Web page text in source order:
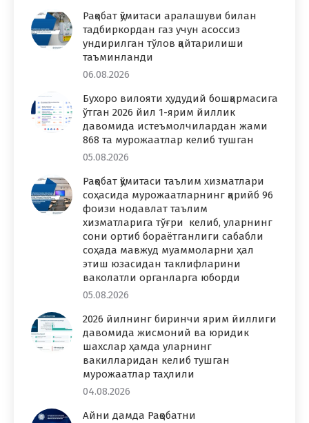
Рақобат қўмитаси аралашуви билан
тадбиркордан газ учун асоссиз
ундирилган тўлов қайтарилиши
таъминланди
06.08.2026
Бухоро вилояти ҳудудий бошқармасига
ўтган 2026 йил 1-ярим йиллик
давомида истеъмолчилардан жами
868 та мурожаатлар келиб тушган
05.08.2026
Рақобат қўмитаси таълим хизматлари
соҳасида мурожаатларнинг қарийб 96
фоизи нодавлат таълим
хизматларига тўғри келиб, уларнинг
сони ортиб бораётганлиги сабабли
соҳада мавжуд муаммоларни ҳал
этиш юзасидан таклифларини
ваколатли органларга юборди
05.08.2026
2026 йилнинг биринчи ярим йиллиги
давомида жисмоний ва юридик
шахслар ҳамда уларнинг
вакилларидан келиб тушган
мурожаатлар таҳлили
04.08.2026
Айни дамда Рақобатни